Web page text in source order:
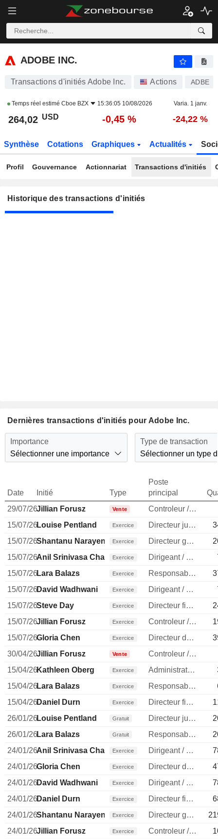
ADOBE INC.
ADOBE INC.
Transactions d'initiés Adobe Inc. Actions ADBE
Temps réel estimé Cboe BZX 15:36:05 10/08/2026 Varia. 1 janv.
264,02 USD -0,45 % -24,22 %
Synthèse Cotations Graphiques Actualités
Profil Gouvernance Actionnariat Transactions d'initiés
Historique des transactions d'initiés
Dernières transactions d'initiés pour Adobe Inc.
Importance
Sélectionner une importance
Type de transaction
Sélectionner un type
Date Initié Type
Poste
principal
29/07/26Jillian Forusz Vente
Controleur / auditeur
15/07/26Louise Pentland Exercice Directeur juridique
15/07/26Shantanu Narayen Exercice Directeur general
15/07/26Anil Srinivasa Chakravarthy
Exercice Dirigeant / cadre principal
15/07/26Lara Balazs Exercice Responsable ventes & marketing
15/07/26David Wadhwani Exercice Dirigeant / cadre principal
15/07/26Steve Day Exercice Directeur financier
15/07/26Jillian Forusz Exercice Controleur / auditeur
15/07/26Gloria Chen Exercice Directeur des ressources humaines
30/04/26Jillian Forusz Vente
Controleur / auditeur
15/04/26Kathleen Oberg Exercice Administrateur
15/04/26Lara Balazs Exercice Responsable ventes & marketing
15/04/26Daniel Durn Exercice Directeur financier
26/01/26Louise Pentland Gratuit Directeur juridique
26/01/26Lara Balazs Gratuit Responsable ventes & marketing
24/01/26Anil Srinivasa Chakravarthy
Exercice Dirigeant / cadre principal
24/01/26Gloria Chen Exercice Directeur des ressources humaines
24/01/26David Wadhwani Exercice Dirigeant / cadre principal
24/01/26Daniel Durn Exercice Directeur financier
24/01/26Shantanu Narayen Exercice Directeur general
24/01/26Jillian Forusz Exercice Controleur / auditeur